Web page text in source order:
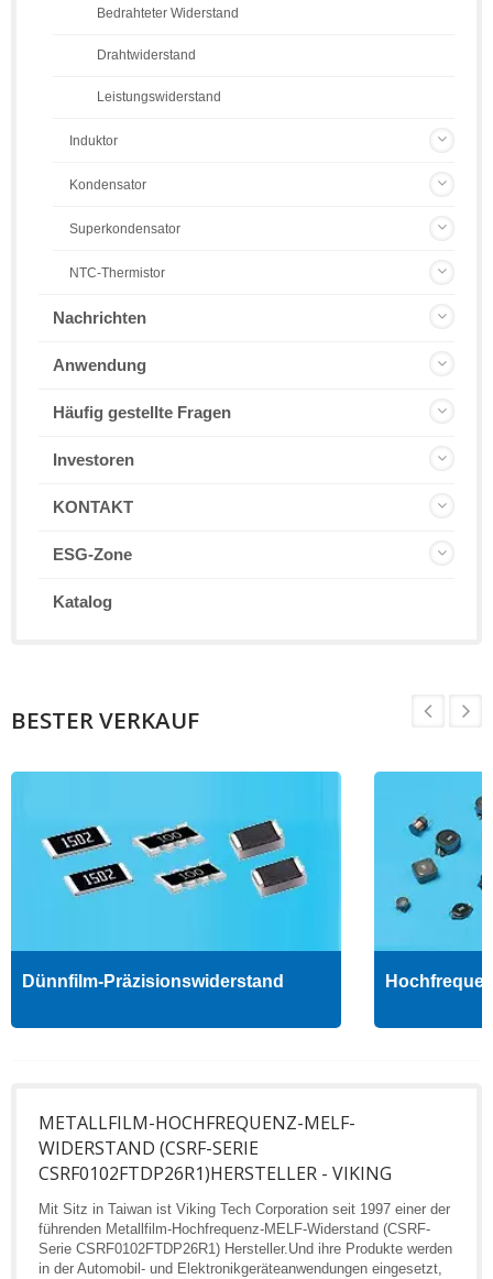
Bedrahteter Widerstand
Drahtwiderstand
Leistungswiderstand
Induktor
Kondensator
Superkondensator
NTC-Thermistor
Nachrichten
Anwendung
Häufig gestellte Fragen
Investoren
KONTAKT
ESG-Zone
Katalog
BESTER VERKAUF
Dünnfilm-Präzisionswiderstand
METALLFILM-HOCHFREQUENZ-MELF-
WIDERSTAND (CSRF-SERIE
CSRF0102FTDP26R1)HERSTELLER - VIKING
Mit Sitz in Taiwan ist Viking Tech Corporation seit 1997 einer der
führenden Metallfilm-Hochfrequenz-MELF-Widerstand (CSRF-
Serie CSRF0102FTDP26R1) Hersteller.Und ihre Produkte werden
in der Automobil- und Elektronikgeräteanwendungen eingesetzt,